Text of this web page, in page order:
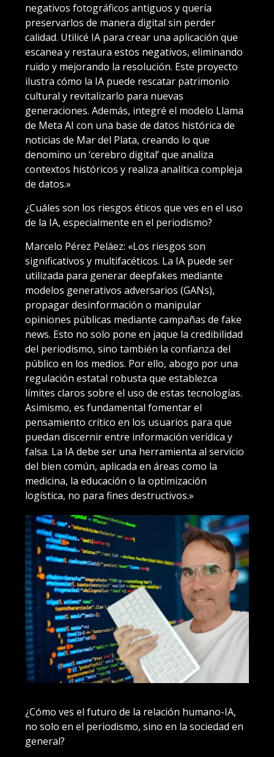
negativos fotográficos antiguos y quería
preservarlos de manera digital sin perder
calidad. Utilicé IA para crear una aplicación que
escanea y restaura estos negativos, eliminando
ruido y mejorando la resolución. Este proyecto
ilustra cómo la IA puede rescatar patrimonio
cultural y revitalizarlo para nuevas
generaciones. Además, integré el modelo Llama
de Meta AI con una base de datos histórica de
noticias de Mar del Plata, creando lo que
denomino un ‘cerebro digital’ que analiza
contextos históricos y realiza analítica compleja
de datos.»
¿Cuáles son los riesgos éticos que ves en el uso
de la IA, especialmente en el periodismo?
Marcelo Pérez Peláez: «Los riesgos son
significativos y multifacéticos. La IA puede ser
utilizada para generar deepfakes mediante
modelos generativos adversarios (GANs),
propagar desinformación o manipular
opiniones públicas mediante campañas de fake
news. Esto no solo pone en jaque la credibilidad
del periodismo, sino también la confianza del
público en los medios. Por ello, abogo por una
regulación estatal robusta que establezca
límites claros sobre el uso de estas tecnologías.
Asimismo, es fundamental fomentar el
pensamiento crítico en los usuarios para que
puedan discernir entre información verídica y
falsa. La IA debe ser una herramienta al servicio
del bien común, aplicada en áreas como la
medicina, la educación o la optimización
logística, no para fines destructivos.»
¿Cómo ves el futuro de la relación humano-IA,
no solo en el periodismo, sino en la sociedad en
general?